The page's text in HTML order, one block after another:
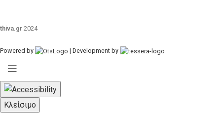
thiva.gr 2024
Powered by | Development by
Κλείσιμο